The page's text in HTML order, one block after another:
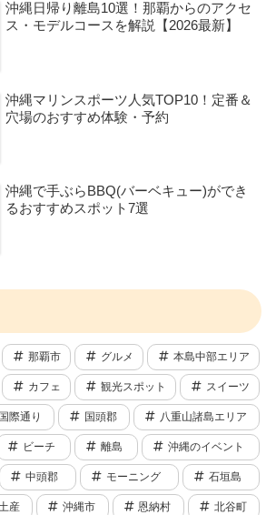
沖縄日帰り離島10選！那覇からのアクセ
ス・モデルコースを解説【2026最新】
沖縄マリンスポーツ人気TOP10！定番＆
穴場のおすすめ体験・予約
沖縄で手ぶらBBQ(バーベキュー)ができ
るおすすめスポット7選
那覇市 グルメ 本島中部エリア
カフェ 観光スポット スイーツ
国際通り 国頭郡 八重山諸島エリア
ビーチ 離島 沖縄のイベント
中頭郡 モーニング 石垣島
産 沖縄市 恩納村 北谷町